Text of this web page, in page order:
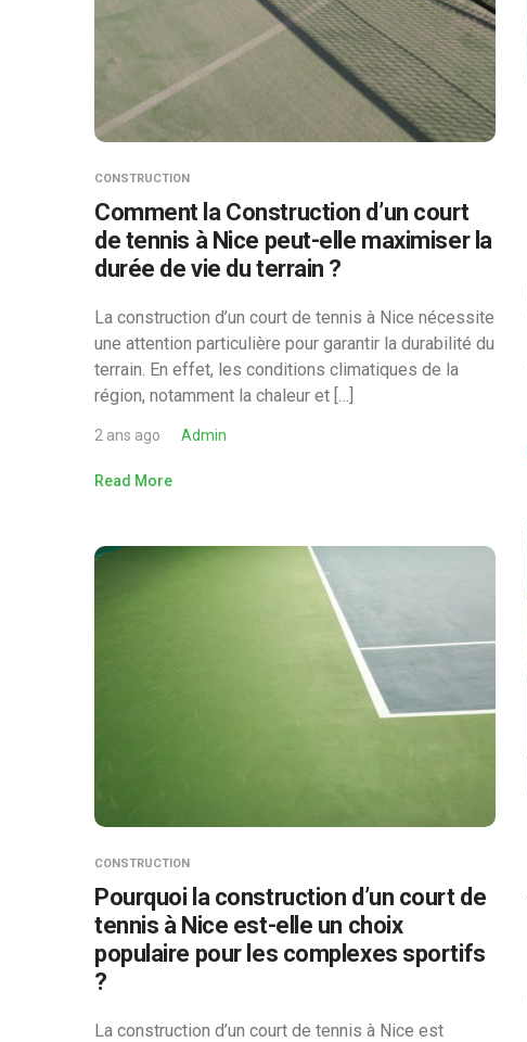
CONSTRUCTION
Comment la Construction d’un court
de tennis à Nice peut-elle maximiser la
durée de vie du terrain ?
La construction d’un court de tennis à Nice nécessite
une attention particulière pour garantir la durabilité du
terrain. En effet, les conditions climatiques de la
région, notamment la chaleur et […]
2 ans ago Admin
Read More
CONSTRUCTION
Pourquoi la construction d’un court de
tennis à Nice est-elle un choix
populaire pour les complexes sportifs
?
La construction d’un court de tennis à Nice est